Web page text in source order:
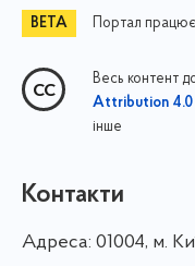
Портал
Весь контент
Attribution 4.0
інше
Контакти
Адреса: 01004, м.